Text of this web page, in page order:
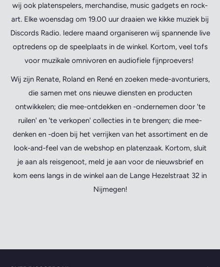
wij ook platenspelers, merchandise, music gadgets en rock-
art. Elke woensdag om 19.00 uur draaien we kikke muziek bij
Discords Radio. Iedere maand organiseren wij spannende live
optredens op de speelplaats in de winkel. Kortom, veel tofs
voor muzikale omnivoren en audiofiele fijnproevers!
Wij zijn Renate, Roland en René en zoeken mede-avonturiers,
die samen met ons nieuwe diensten en producten
ontwikkelen; die mee-ontdekken en -ondernemen door 'te
ruilen' en 'te verkopen' collecties in te brengen; die mee-
denken en -doen bij het verrijken van het assortiment en de
look-and-feel van de webshop en platenzaak. Kortom, sluit
je aan als reisgenoot, meld je aan voor de nieuwsbrief en
kom eens langs in de winkel aan de Lange Hezelstraat 32 in
Nijmegen!